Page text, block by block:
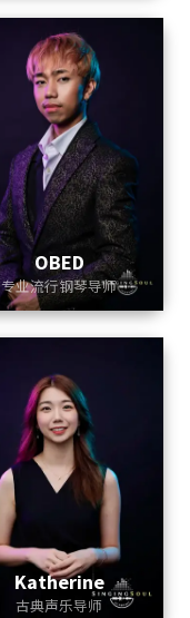
OBED
专业流行钢琴导师
Katherine
古典声乐导师